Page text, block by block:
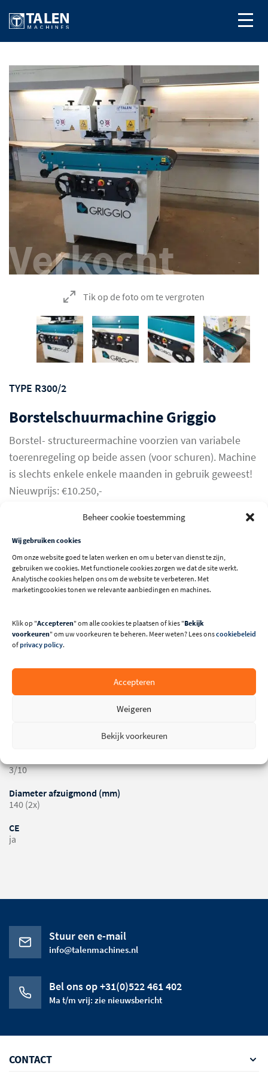
Beheer cookie toestemming
Wij gebruiken cookies
Om onze website goed te laten werken en om u beter van dienst te zijn,
gebruiken we cookies. Met functionele cookies zorgen we dat de site werkt.
Analytische cookies helpen ons om de website te verbeteren. Met
marketingcookies tonen we relevante aanbiedingen en machines.
Klik op "Accepteren" om alle cookies te plaatsen of kies "Bekijk
voorkeuren" om uw voorkeuren te beheren. Meer weten? Lees onscookiebeleid
ofprivacy policy.
Accepteren
Weigeren
Bekijk voorkeuren
Verkocht
Tik op de foto om te vergroten
TYPE R300/2
Borstelschuurmachine Griggio
Borstel- structureermachine voorzien van variabele
toerenregeling op beide assen (voor schuren). Machine
is slechts enkele enkele maanden in gebruik geweest!
Nieuwprijs: €10.250,-
ANDERE GEBRUIKTE MACHINES
Technische specificaties
Maximale schuurbreedte (mm)
3/10
Diameter afzuigmond (mm)
140 (2x)
CE
ja
Stuur een e-mail
info@talenmachines.nl
Bel ons op +31(0)522 461 402
Ma t/m vrij: zie nieuwsbericht
CONTACT